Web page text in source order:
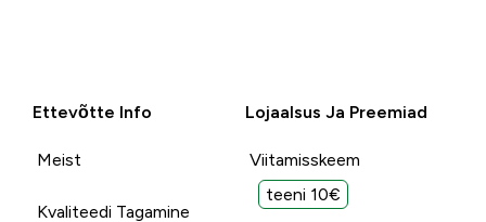
Ettevõtte Info
Meist
Kvaliteedi Tagamine
Lojaalsus Ja Preemiad
Viitamisskeem
teeni 10€